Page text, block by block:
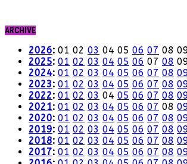
ARCHIVE
2026: 01 02 03 04 05 06 07 08
2025: 01 02 03 04 05 06 07 08
2024: 01 02 03 04 05 06 07 08
2023: 01 02 03 04 05 06 07 08
2022: 01 02 03 04 05 06 07 08
2021: 01 02 03 04 05 06 07 08
2020: 01 02 03 04 05 06 07 08
2019: 01 02 03 04 05 06 07 08
2018: 01 02 03 04 05 06 07 08
2017: 01 02 03 04 05 06 07 08